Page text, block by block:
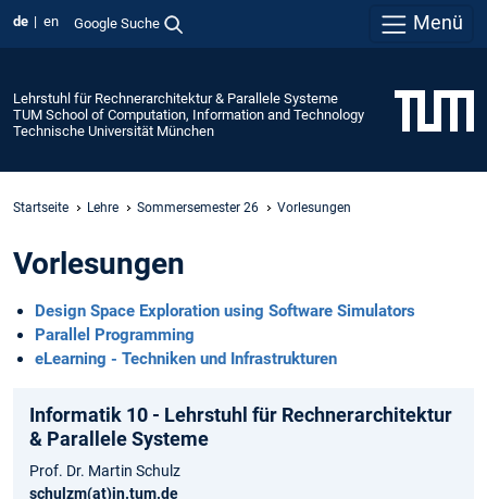
de en Google Suche Menü
Lehrstuhl für Rechnerarchitektur & Parallele Systeme
TUM School of Computation, Information and Technology
Technische Universität München
Startseite Lehre Sommersemester 26 Vorlesungen
Vorlesungen
Design Space Exploration using Software Simulators
Parallel Programming
eLearning - Techniken und Infrastrukturen
Informatik 10 - Lehrstuhl für Rechnerarchitektur
& Parallele Systeme
Prof. Dr. Martin Schulz
schulzm(at)in.tum.de